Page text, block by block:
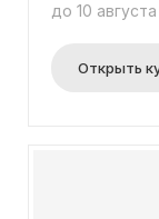
вы можете
трассах и
Нет
до 10
Открыть